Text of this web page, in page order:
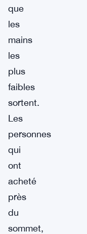
que
les
mains
les
plus
faibles
sortent.
Les
personnes
qui
ont
acheté
près
du
sommet,